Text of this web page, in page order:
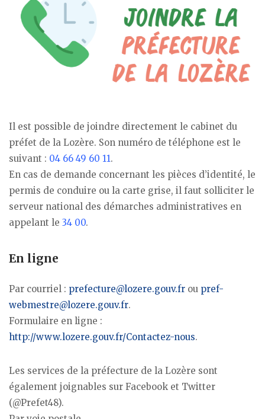
Il est possible de joindre directement le cabinet du
préfet de la Lozère. Son numéro de téléphone est le
suivant : 04 66 49 60 11.
En cas de demande concernant les pièces d’identité, le
permis de conduire ou la carte grise, il faut solliciter le
serveur national des démarches administratives en
appelant le 34 00.
En ligne
Par courriel : prefecture@lozere.gouv.fr ou pref-
webmestre@lozere.gouv.fr.
Formulaire en ligne :
http://www.lozere.gouv.fr/Contactez-nous.
Les services de la préfecture de la Lozère sont
également joignables sur Facebook et Twitter
(@Prefet48).